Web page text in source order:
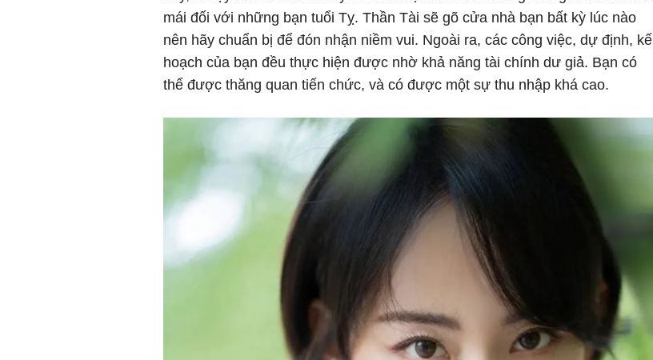
mái đối với những bạn tuổi Tỵ. Thần Tài sẽ gõ cửa nhà bạn bất kỳ lúc nào
nên hãy chuẩn bị để đón nhận niềm vui. Ngoài ra, các công việc, dự định, kế
hoạch của bạn đều thực hiện được nhờ khả năng tài chính dư giả. Bạn có
thể được thăng quan tiến chức, và có được một sự thu nhập khá cao.